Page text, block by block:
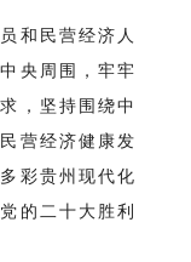
和民营经济人
央周围，牢牢
，坚持围绕中
营经济健康发
彩贵州现代化
的二十大胜利